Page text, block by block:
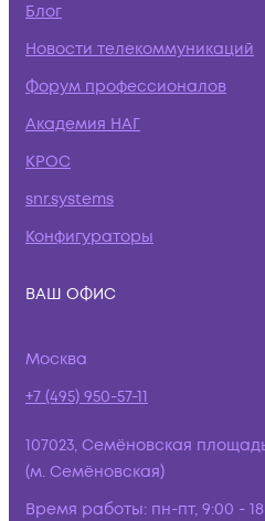
Блог
Новости телекоммуникаций
Форум профессионалов
Академия НАГ
КРОС
snr.systems
Конфигураторы
ВАШ ОФИС
Москва
+7 (495) 950-57-11
107023, Семёновская
(м. Семёновская)
Время работы: пн-пт, 9:00 -